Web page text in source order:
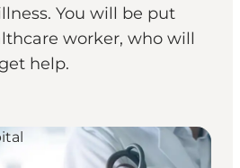
You will be put
worker, who will
help.